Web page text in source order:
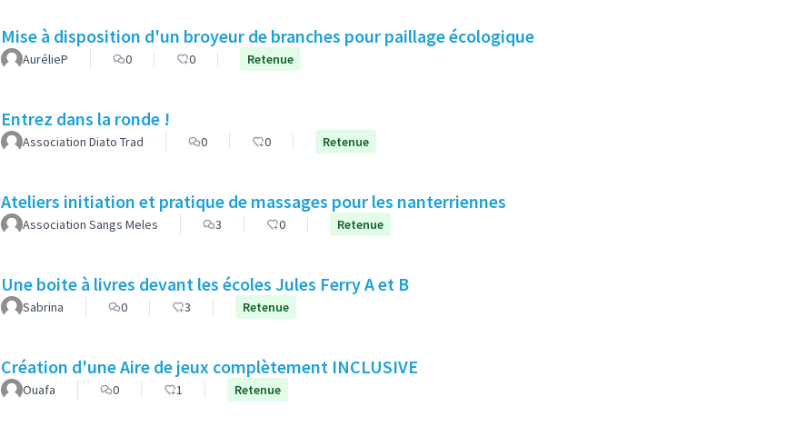
Mise à disposition d'un broyeur de branches pour paillage écologique
AurélieP 0 0 Retenue
Entrez dans la ronde !
Association Diato Trad 0 0 Retenue
Ateliers initiation et pratique de massages pour les nanterriennes
Association Sangs Meles 3 0 Retenue
Une boite à livres devant les écoles Jules Ferry A et B
Sabrina 0 3 Retenue
Création d'une Aire de jeux complètement INCLUSIVE
Ouafa 0 1 Retenue